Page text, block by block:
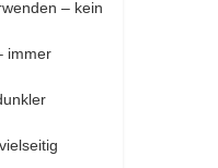
– kein
immer